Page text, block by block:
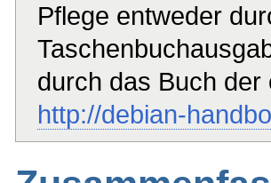
Pflege entweder
durch das Buch der
http://debian-